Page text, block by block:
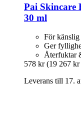
Pai Skincare
30 ml
För
Ger
Återfuktar
578 kr (19 267
Leverans till 17.